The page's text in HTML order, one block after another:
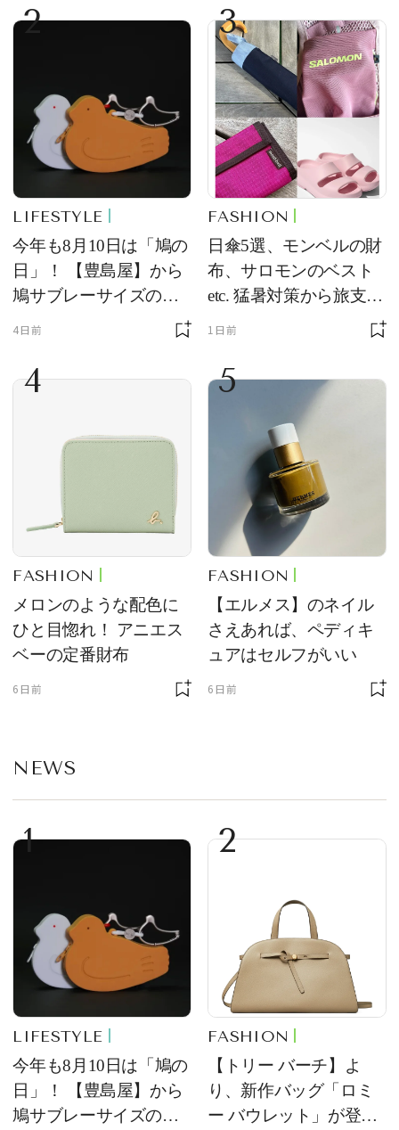
2
LIFESTYLE
今年も8月10日は「鳩の
日」！ 【豊島屋】から
鳩サブレーサイズのポ
ーチ「はとっこ」を限
4日前
3
FASHION
日傘5選、モンベルの財
布、サロモンのベスト
etc. 猛暑対策から旅支度
まで！ ｜今週の人気記
1日前
4
FASHION
メロンのような配色に
ひと目惚れ！ アニエス
ベーの定番財布
6日前
5
FASHION
【エルメス】のネイル
さえあれば、ペディキ
ュアはセルフがいい
6日前
NEWS
1
LIFESTYLE
今年も8月10日は「鳩の
日」！ 【豊島屋】から
鳩サブレーサイズのポ
2
FASHION
【トリー バーチ】よ
り、新作バッグ「ロミ
ー バウレット」が登